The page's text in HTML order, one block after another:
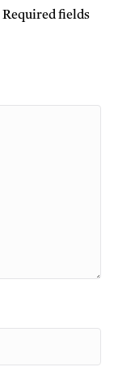
Required fields